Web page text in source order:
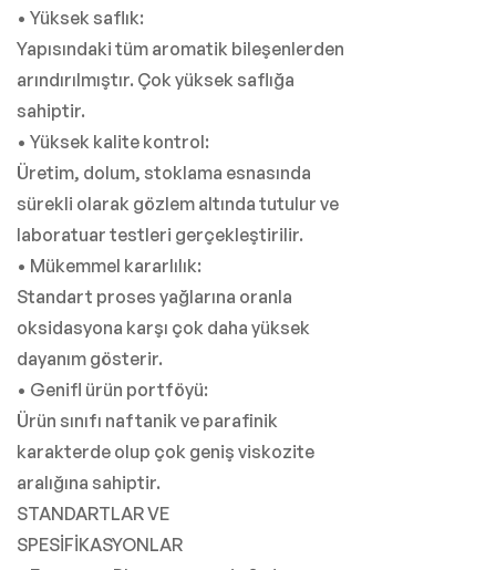
• Yüksek saflık:
Yapısındaki tüm aromatik bileşenlerden
arındırılmıştır. Çok yüksek saflığa
sahiptir.
• Yüksek kalite kontrol:
Üretim, dolum, stoklama esnasında
sürekli olarak gözlem altında tutulur ve
laboratuar testleri gerçekleştirilir.
• Mükemmel kararlılık:
Standart proses yağlarına oranla
oksidasyona karşı çok daha yüksek
dayanım gösterir.
• Genifl ürün portföyü:
Ürün sınıfı naftanik ve parafinik
karakterde olup çok geniş viskozite
aralığına sahiptir.
STANDARTLAR VE
SPESİFİKASYONLAR